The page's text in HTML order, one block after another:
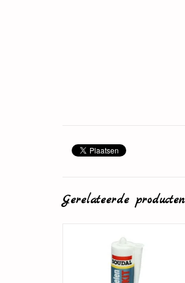
Gerelateerde producten
TOEVOEGEN AAN WINKELWAGEN